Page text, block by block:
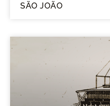
SÃO JOÃO